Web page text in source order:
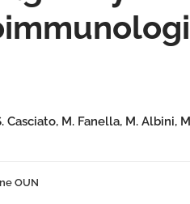
Casciato, M. Fanella, M. Albini,
OUN